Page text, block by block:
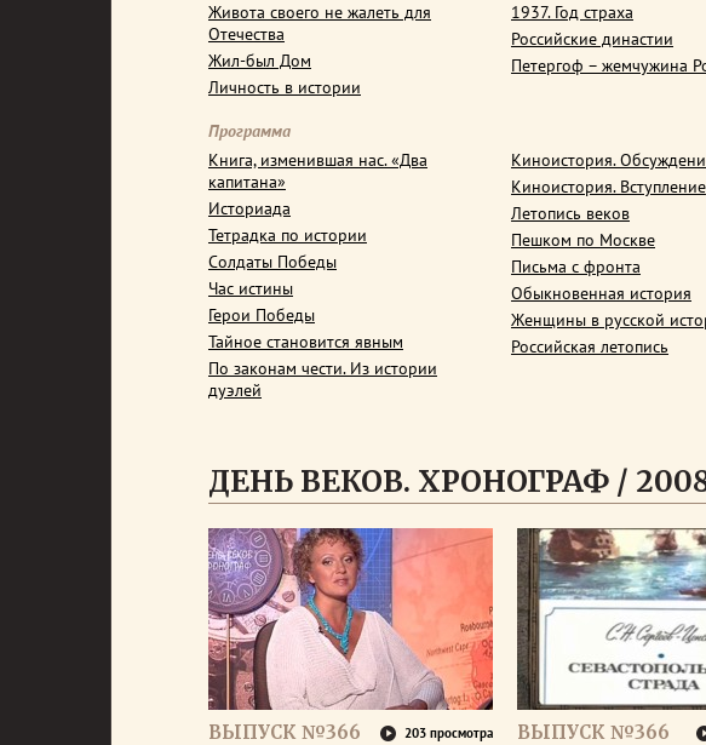
Живота своего не жалеть для
Отечества
Жил-был Дом
Личность в истории
1937. Год страха
Российские династии
Петергоф – жемчужина
Программа
Книга, изменившая нас. «Два
капитана»
Историада
Тетрадка по истории
Солдаты Победы
Час истины
Герои Победы
Тайное становится явным
По законам чести. Из истории
дуэлей
Киноистория.
Киноистория. Вступление
Летопись веков
Пешком по Москве
Письма с фронта
Обыкновенная история
Женщины в русской
Российская летопись
ДЕНЬ ВЕКОВ. ХРОНОГРАФ /
ВЫПУСК №366 203 просмотра ВЫПУСК №366